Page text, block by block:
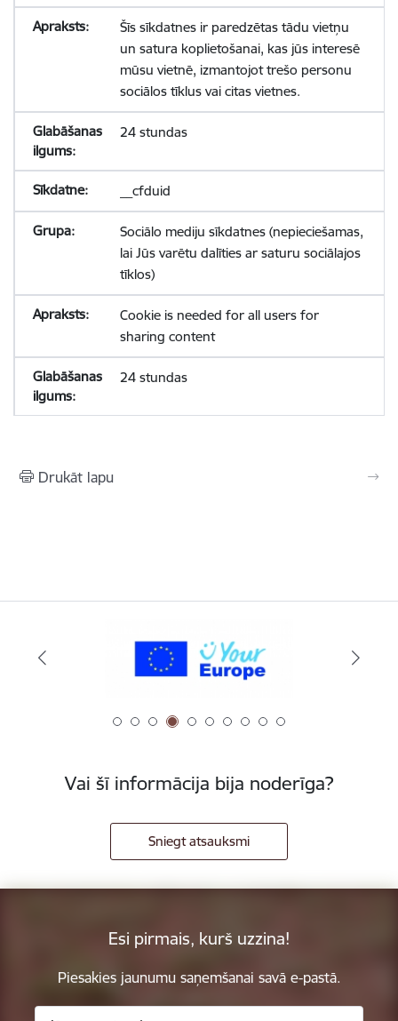
Šīs sīkdatnes ir paredzētas tādu vietņu
un satura koplietošanai, kas jūs interesē
mūsu vietnē, izmantojot trešo personu
sociālos tīklus vai citas vietnes.
24 stundas
__cfduid
Sociālo mediju sīkdatnes (nepieciešamas,
lai Jūs varētu dalīties ar saturu sociālajos
tīklos)
Cookie is needed for all users for
sharing content
24 stundas
Drukāt lapu
Vai šī informācija bija noderīga?
Sniegt atsauksmi
Esi pirmais, kurš uzzina!
Piesakies jaunumu saņemšanai savā e-pastā.